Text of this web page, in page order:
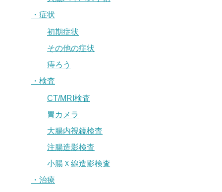
・症状
初期症状
その他の症状
痔ろう
・検査
CT/MRI検査
胃カメラ
大腸内視鏡検査
注腸造影検査
小腸Ｘ線造影検査
・治療